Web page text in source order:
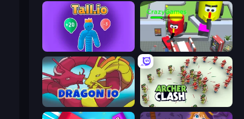
Tall.io CleanUp.IO
Dragon.io Archer Clash